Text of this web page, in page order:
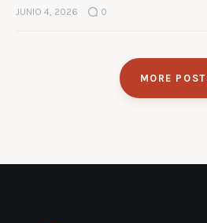
JUNIO 4, 2026 0
MORE